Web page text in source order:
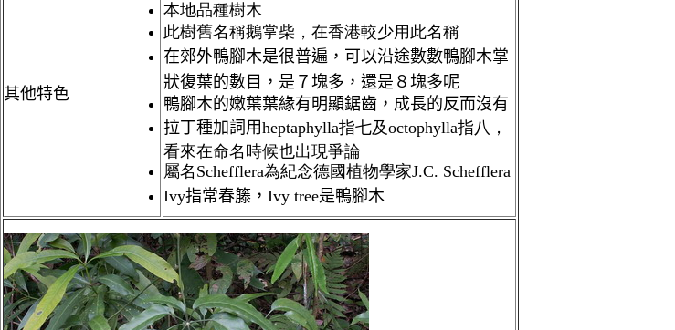
其他特色
本地品種樹木
此樹舊名稱鵝掌柴，在香港較少用此名稱
在郊外鴨腳木是很普遍，可以沿途數數鴨腳木掌
狀復葉的數目，是７塊多，還是８塊多呢
鴨腳木的嫩葉葉緣有明顯鋸齒，成長的反而沒有
拉丁種加詞用heptaphylla指七及octophylla指八，
看來在命名時候也出現爭論
屬名 Schefflera為紀念德國植物學家J.C. Schefflera
Ivy指常春籐，Ivy tree是鴨腳木